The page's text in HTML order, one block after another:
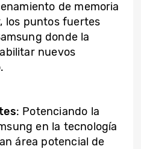
de memoria
los puntos fuertes
donde la
nuevos
: Potenciando la
en la tecnología
área potencial de